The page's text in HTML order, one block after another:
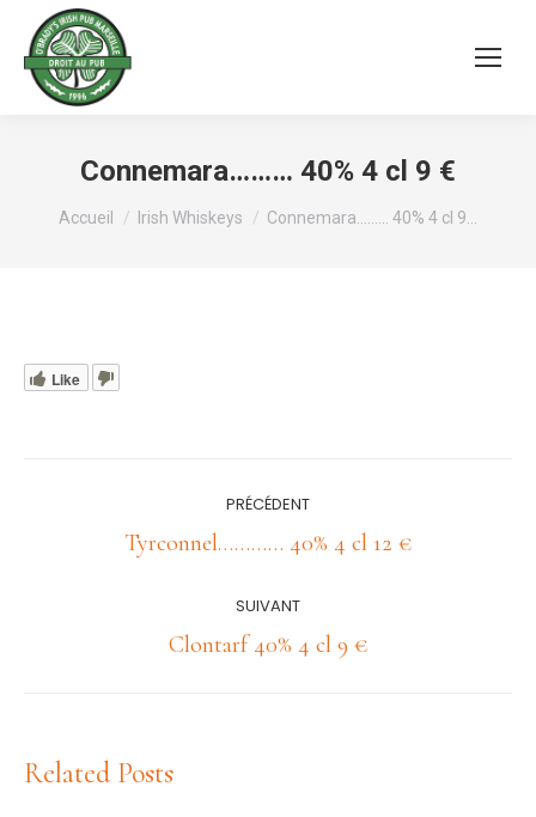
Connemara……… 40% 4 cl 9 €
Vous êtes ici :
Accueil Irish Whiskeys Connemara……… 40% 4 cl 9…
Like
article
PRÉCÉDENT
Article
:
Tyrconnel………… 40% 4 cl 12 €
SUIVANT
Article
Clontarf 40% 4 cl 9 €
Related Posts